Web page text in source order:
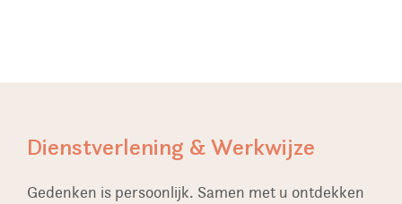
Dienstverlening & Werkwijze
Gedenken is persoonlijk. Samen met u ontdekken